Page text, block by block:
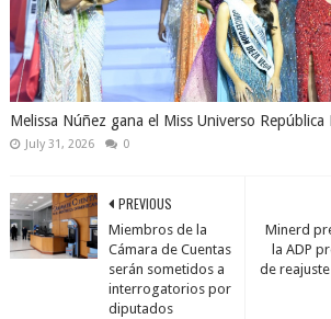
Melissa Núñez gana el Miss Universo
July 31, 2026 0
Minerd
la ADP
de
PREVIOUS
Miembros de la
Cámara de Cuentas
serán sometidos a
interrogatorios por
diputados